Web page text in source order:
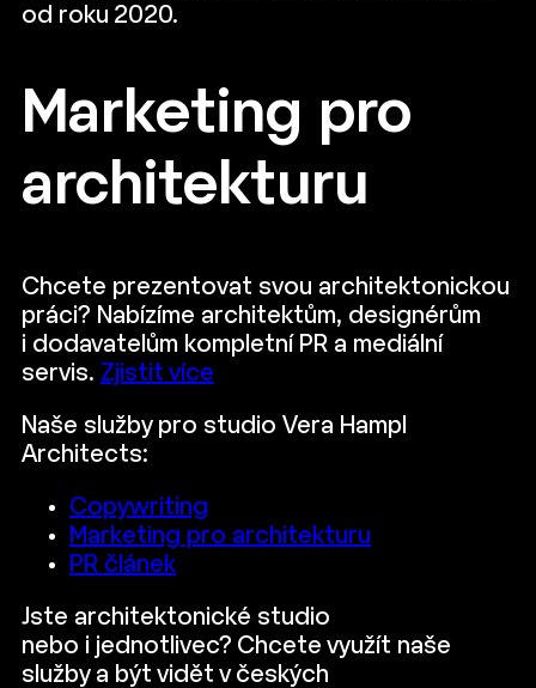
od roku 2020.
Marketing pro
architekturu
Chcete prezentovat svou architektonickou
práci? Nabízíme architektům, designérům
i dodavatelům kompletní PR a mediální
servis. Zjistit více
Naše služby pro studio Vera Hampl
Architects:
Copywriting
Marketing pro architekturu
PR článek
Jste architektonické studio
nebo i jednotlivec? Chcete využít naše
služby a být vidět v českých